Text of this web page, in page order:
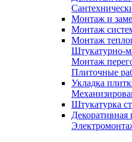
Монтаж и
Монтаж
Монтаж
Штукатурно-
Монтаж
Плиточные
Укладка
Штукатурка
Декоративная